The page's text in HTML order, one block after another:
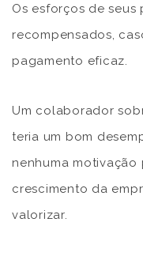
Os esforços de
recompensados,
pagamento eficaz.
Um colaborador
teria um bom
nenhuma
crescimento da
valorizar.